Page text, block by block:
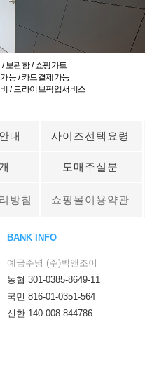
보관함 / 쇼핑카트
능 / 카드결제가능
/ 드라이브픽업서비스
내 사이즈선택요령
도매주실분
방침 쇼핑몰이용약관
BANK INFO
예금주명 (주)빅앤조이
농협 301-0385-8649-11
국민 816-01-0351-564
신한 140-008-844786